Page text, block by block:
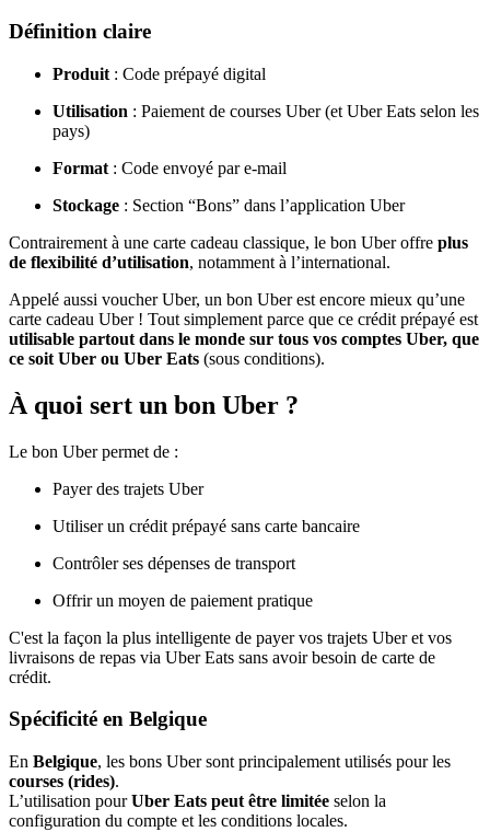
Définition claire
Produit : Code prépayé digital
Utilisation : Paiement de courses Uber (et Uber Eats selon les
pays)
Format : Code envoyé par e-mail
Stockage : Section “Bons” dans l’application Uber
Contrairement à une carte cadeau classique, le bon Uber offre plus
de flexibilité d’utilisation, notamment à l’international.
Appelé aussi voucher Uber, un bon Uber est encore mieux qu’une
carte cadeau Uber ! Tout simplement parce que ce crédit prépayé est
utilisable partout dans le monde sur tous vos comptes Uber, que
ce soit Uber ou Uber Eats (sous conditions).
À quoi sert un bon Uber ?
Le bon Uber permet de :
Payer des trajets Uber
Utiliser un crédit prépayé sans carte bancaire
Contrôler ses dépenses de transport
Offrir un moyen de paiement pratique
C'est la façon la plus intelligente de payer vos trajets Uber et vos
livraisons de repas via Uber Eats sans avoir besoin de carte de
crédit.
Spécificité en Belgique
En Belgique, les bons Uber sont principalement utilisés pour les
courses (rides).
L’utilisation pourUber Eats peut être limitée selon la
configuration du compte et les conditions locales.